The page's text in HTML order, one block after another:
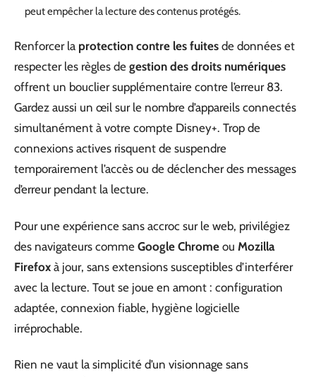
peut empêcher la lecture des contenus protégés.
Renforcer la protection contre les fuites de données et
respecter les règles de gestion des droits numériques
offrent un bouclier supplémentaire contre l’erreur 83.
Gardez aussi un œil sur le nombre d’appareils connectés
simultanément à votre compte Disney+. Trop de
connexions actives risquent de suspendre
temporairement l’accès ou de déclencher des messages
d’erreur pendant la lecture.
Pour une expérience sans accroc sur le web, privilégiez
des navigateurs comme Google Chrome ou Mozilla
Firefox à jour, sans extensions susceptibles d’interférer
avec la lecture. Tout se joue en amont : configuration
adaptée, connexion fiable, hygiène logicielle
irréprochable.
Rien ne vaut la simplicité d’un visionnage sans